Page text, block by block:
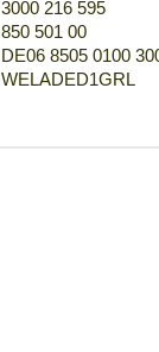
3000 216 595
850 501 00
DE06 8505 0100
WELADED1GRL